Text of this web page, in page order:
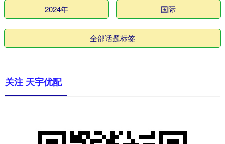
2024年 国际
全部话题标签
关注 天宇优配